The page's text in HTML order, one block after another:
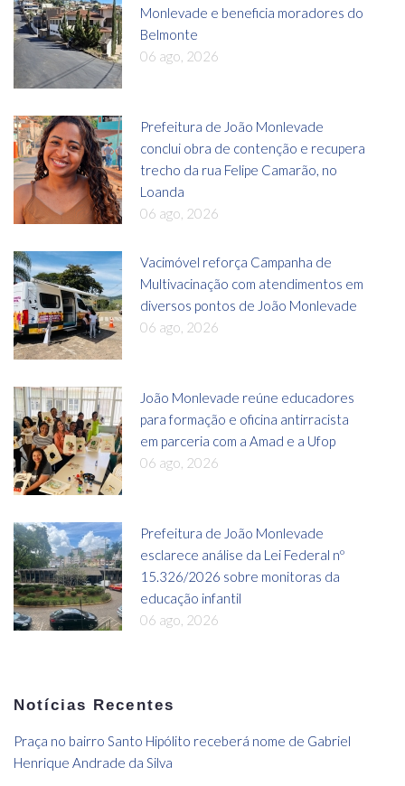
Monlevade e beneficia moradores do
Belmonte
06 ago, 2026
Prefeitura de João Monlevade
conclui obra de contenção e recupera
trecho da rua Felipe Camarão, no
Loanda
06 ago, 2026
Vacimóvel reforça Campanha de
Multivacinação com atendimentos em
diversos pontos de João Monlevade
06 ago, 2026
João Monlevade reúne educadores
para formação e oficina antirracista
em parceria com a Amad e a Ufop
06 ago, 2026
Prefeitura de João Monlevade
esclarece análise da Lei Federal nº
15.326/2026 sobre monitoras da
educação infantil
06 ago, 2026
Notícias Recentes
Praça no bairro Santo Hipólito receberá nome de Gabriel
Henrique Andrade da Silva